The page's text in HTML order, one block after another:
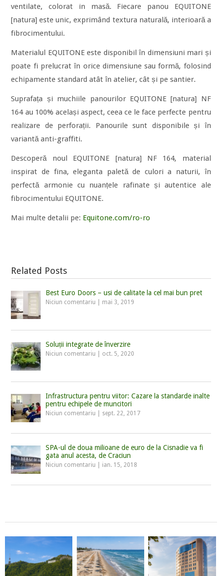
ventilate, colorat in masă. Fiecare panou EQUITONE
[natura] este unic, exprimând textura naturală, interioară a
fibrocimentului.
Materialul EQUITONE este disponibil în dimensiuni mari și
poate fi prelucrat în orice dimensiune sau formă, folosind
echipamente standard atât în atelier, cât și pe santier.
Suprafața și muchiile panourilor EQUITONE [natura] NF
164 au 100% același aspect, ceea ce le face perfecte pentru
realizare de perforații. Panourile sunt disponibile și în
variantă anti-graffiti.
Descoperă noul EQUITONE [natura] NF 164, material
inspirat de fina, eleganta paletă de culori a naturii, în
perfectă armonie cu nuanțele rafinate și autentice ale
fibrocimentului EQUITONE.
Mai multe detalii pe: Equitone.com/ro-ro
Related Posts
Best Euro Doors – usi de calitate la cel mai bun pret
Niciun comentariu mai 3, 2019
Soluții integrate de înverzire
Niciun comentariu oct. 5, 2020
Infrastructura pentru viitor: Cazare la standarde inalte
pentru echipele de muncitori
Niciun comentariu sept. 22, 2017
SPA-ul de doua milioane de euro de la Cisnadie va fi
gata anul acesta, de Craciun
Niciun comentariu ian. 15, 2018